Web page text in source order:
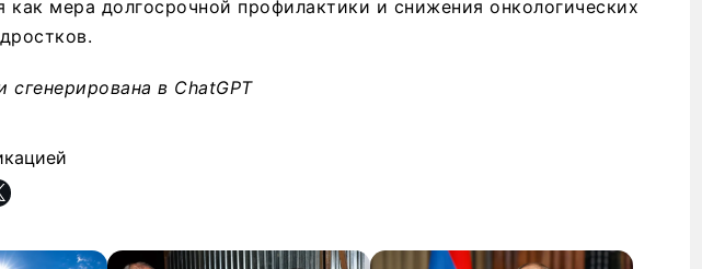
как мера долгосрочной профилактики и снижения онкологических
сгенерирована в ChatGPT